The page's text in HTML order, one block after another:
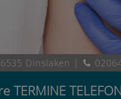
Dinslaken |
TERMINE